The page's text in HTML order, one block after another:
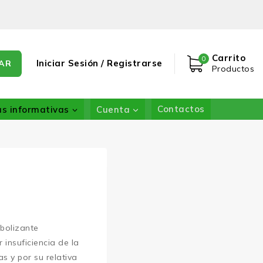
Iniciar Sesión / Registrarse 0 Carrito
Productos
informativas Cuenta Contactos
insuficiencia de la
y por su relativa